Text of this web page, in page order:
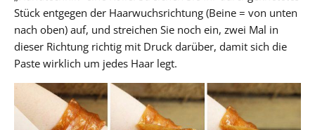
Stück entgegen der Haarwuchsrichtung (Beine = von unten
nach oben) auf, und streichen Sie noch ein, zwei Mal in
dieser Richtung richtig mit Druck darüber, damit sich die
Paste wirklich um jedes Haar legt.